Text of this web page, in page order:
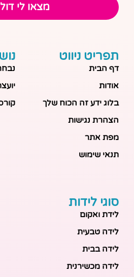
מצאו לי
תפריט ניווט
דף הבית
אודות
בלוג ידע זה הכוח שלך
הצהרת נגישות
מפת אתר
תנאי שימוש
סוגי לידות
לידת ואקום
לידה טבעית
לידה בבית
לידה מכשירנית